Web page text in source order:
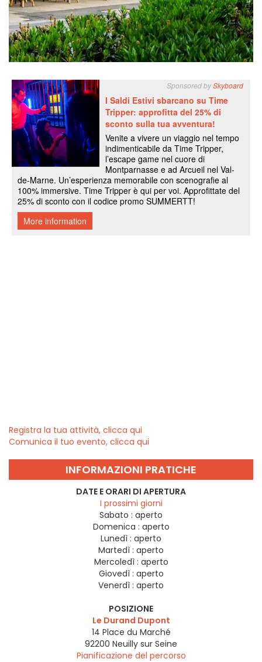
Registra la tua attività, clicca qui
Comunica il tuo evento, clicca qui
INFORMAZIONI PRATICHE
DATE E ORARI DI APERTURA
I prossimi giorni
Sabato : aperto
Domenica : aperto
Lunedì : aperto
Martedì : aperto
Mercoledì : aperto
Giovedì : aperto
Venerdì : aperto
POSIZIONE
Le Durand Dupont
14 Place du Marché
92200 Neuilly sur Seine
Pianificazione del percorso